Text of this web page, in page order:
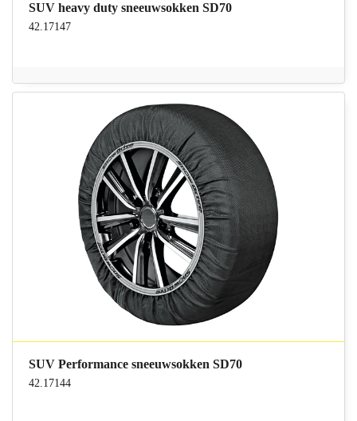
SUV heavy duty sneeuwsokken SD70
42.17147
SUV Performance sneeuwsokken SD70
42.17144